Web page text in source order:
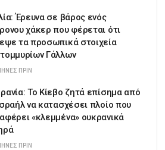
Έρευνα σε βάρος ενός
χάκερ που φέρεται ότι
τα προσωπικά στοιχεία
Γάλλων
ΠΡΙΝ
Το Κίεβο ζητά επίσημα από
να κατασχέσει πλοίο που
«κλεμμένα» ουκρανικά
ΠΡΙΝ